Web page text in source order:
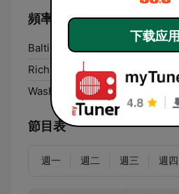
頻率 WHUR 96.3 FM:
Baltimore Highlands: 96.3 FM
Richmond: 96.3 FM
Washington, D. C.:
96.3 FM
節目表
週一 週二 週三 週四
下载应用